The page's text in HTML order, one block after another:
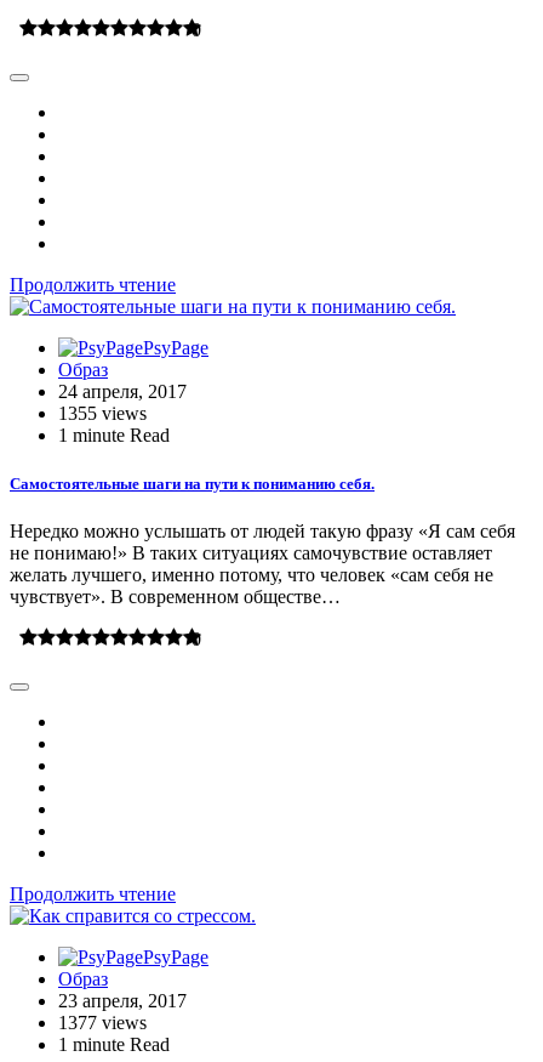
0
Продолжить чтение
PsyPage
Образ
24 апреля, 2017
1355 views
1 minute Read
Самостоятельные шаги на пути к пониманию себя.
Нередко можно услышать от людей такую фразу «Я сам себя
не понимаю!» В таких ситуациях самочувствие оставляет
желать лучшего, именно потому, что человек «сам себя не
чувствует». В современном обществе…
0
Продолжить чтение
PsyPage
Образ
23 апреля, 2017
1377 views
1 minute Read